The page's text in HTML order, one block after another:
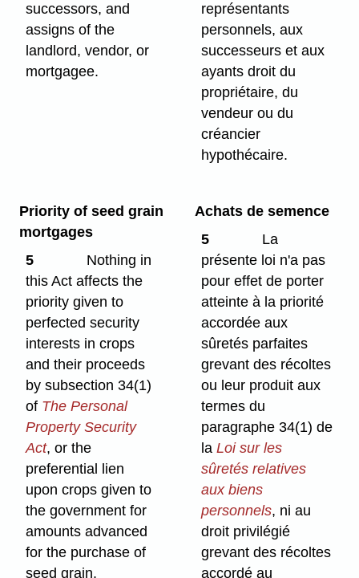
successors, and
assigns of the
landlord, vendor, or
mortgagee.
représentants
personnels, aux
successeurs et aux
ayants droit du
propriétaire, du
vendeur ou du
créancier
hypothécaire.
Priority of seed grain
mortgages
5
Nothing in
this Act affects the
priority given to
perfected security
interests in crops
and their proceeds
by subsection 34(1)
of The Personal
Property Security
Act, or the
preferential lien
upon crops given to
the government for
amounts advanced
for the purchase of
seed grain.
Achats de semence
5
La
présente loi n'a pas
pour effet de porter
atteinte à la priorité
accordée aux
sûretés parfaites
grevant des récoltes
ou leur produit aux
termes du
paragraphe 34(1) de
laLoi sur les
sûretés relatives
aux biens
personnels, ni au
droit privilégié
grevant des récoltes
accordé au